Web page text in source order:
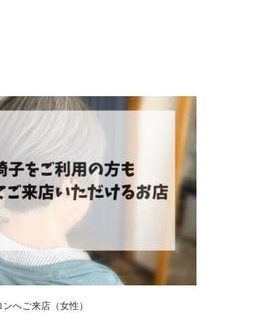
へご来店（女性）